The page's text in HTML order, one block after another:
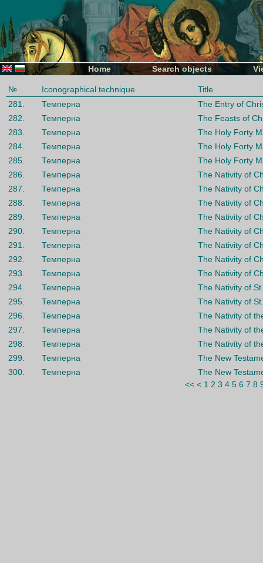
Home Search objects
№ Iconographical technique
Title
281.
Темперна
The Entry of
282.
Темперна
The Feasts of
283.
Темперна
The Holy Forty
284.
Темперна
The Holy Forty
285.
Темперна
The Holy Forty
286.
Темперна
The Nativity of
287.
Темперна
The Nativity of
288.
Темперна
The Nativity of
289.
Темперна
The Nativity of
290.
Темперна
The Nativity of
291.
Темперна
The Nativity of
292.
Темперна
The Nativity of
293.
Темперна
The Nativity of
294.
Темперна
The Nativity of
295.
Темперна
The Nativity of
296.
Темперна
The Nativity of
297.
Темперна
The Nativity of
298.
Темперна
The Nativity of
299.
Темперна
The New
300.
Темперна
The New
<< < 1 2 3 4 5 6 7 8